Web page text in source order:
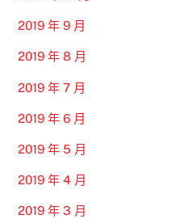
2019 年 9 月
2019 年 8 月
2019 年 7 月
2019 年 6 月
2019 年 5 月
2019 年 4 月
2019 年 3 月